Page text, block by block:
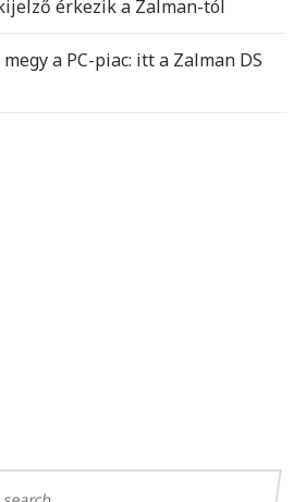
érkezik a Zalman-tól
a PC-piac: itt a Zalman DS